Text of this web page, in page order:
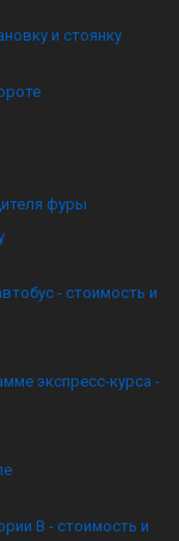
и стоянку
фуры
- стоимость и
экспресс-курса -
B - стоимость и